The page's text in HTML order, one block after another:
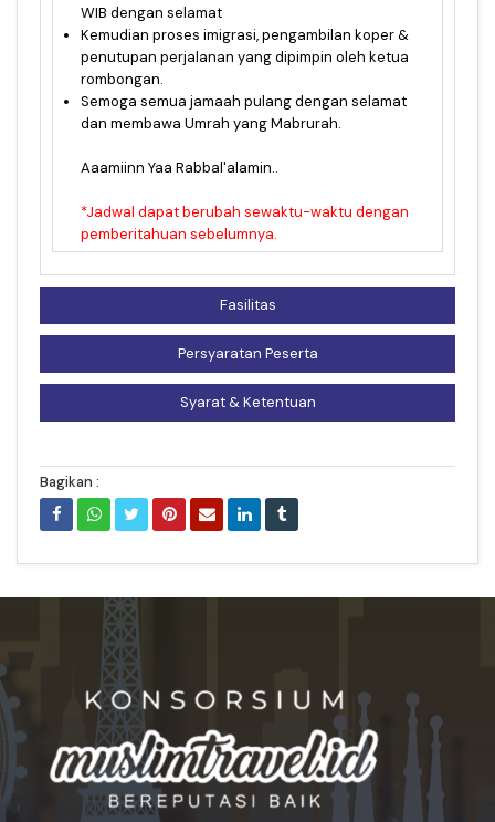
WIB dengan selamat
Kemudian proses imigrasi, pengambilan koper &
penutupan perjalanan yang dipimpin oleh ketua
rombongan.
Semoga semua jamaah pulang dengan selamat
dan membawa Umrah yang Mabrurah.
Aaamiinn Yaa Rabbal'alamin..
*Jadwal dapat berubah sewaktu-waktu dengan
pemberitahuan sebelumnya.
Fasilitas
Persyaratan Peserta
Syarat & Ketentuan
Bagikan :